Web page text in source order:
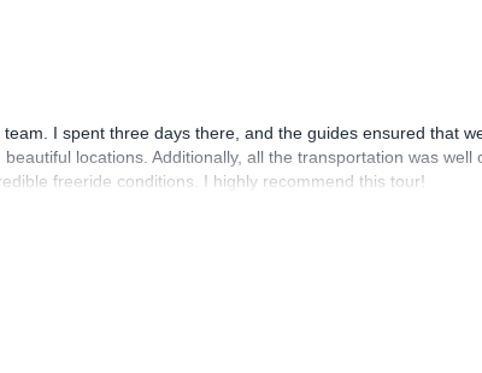
I spent three days there, and the guides ensured that
locations. Additionally, all the transportation was well
freeride conditions. I highly recommend this tour!